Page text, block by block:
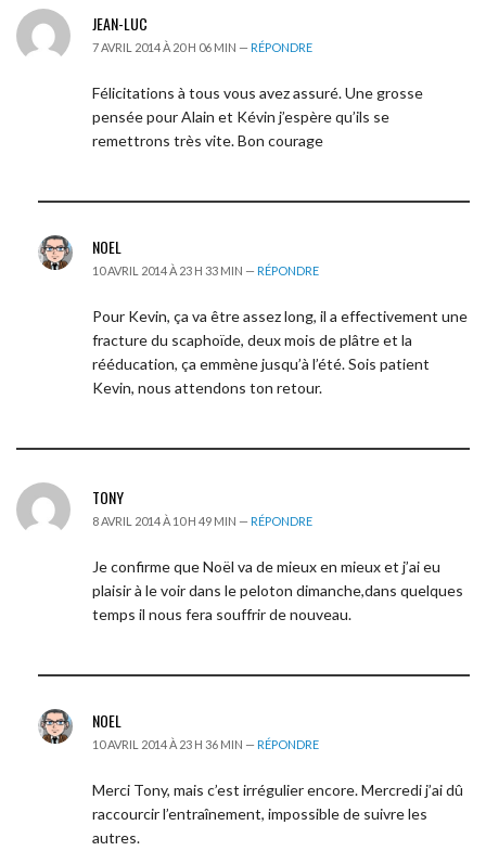
JEAN-LUC
7 AVRIL 2014 À 20 H 06 MIN — RÉPONDRE
Félicitations à tous vous avez assuré. Une grosse
pensée pour Alain et Kévin j’espère qu’ils se
remettrons très vite. Bon courage
NOEL
10 AVRIL 2014 À 23 H 33 MIN — RÉPONDRE
Pour Kevin, ça va être assez long, il a effectivement une
fracture du scaphoïde, deux mois de plâtre et la
rééducation, ça emmène jusqu’à l’été. Sois patient
Kevin, nous attendons ton retour.
TONY
8 AVRIL 2014 À 10 H 49 MIN — RÉPONDRE
Je confirme que Noël va de mieux en mieux et j’ai eu
plaisir à le voir dans le peloton dimanche,dans quelques
temps il nous fera souffrir de nouveau.
NOEL
10 AVRIL 2014 À 23 H 36 MIN — RÉPONDRE
Merci Tony, mais c’est irrégulier encore. Mercredi j’ai dû
raccourcir l’entraînement, impossible de suivre les
autres.